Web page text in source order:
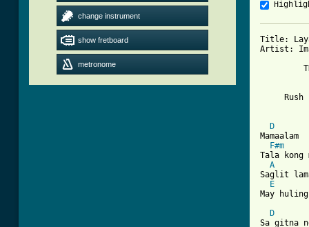
change instrument
show fretboard
metronome
Title:
Artist:
Rush
D
Mamaalam
F#m
Tala kong
A
Saglit
E
May
D